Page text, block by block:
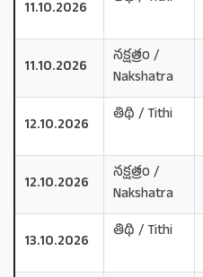
11.10.2026
11.10.2026
నక్షత్రం /
Nakshatra
12.10.2026
తిథి / Tithi
12.10.2026
నక్షత్రం /
Nakshatra
13.10.2026
తిథి / Tithi